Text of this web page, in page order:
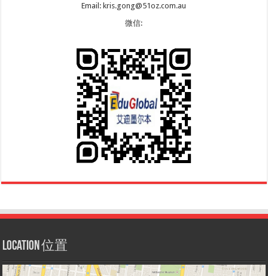
Email: kris.gong@51oz.com.au
微信:
Location 位置